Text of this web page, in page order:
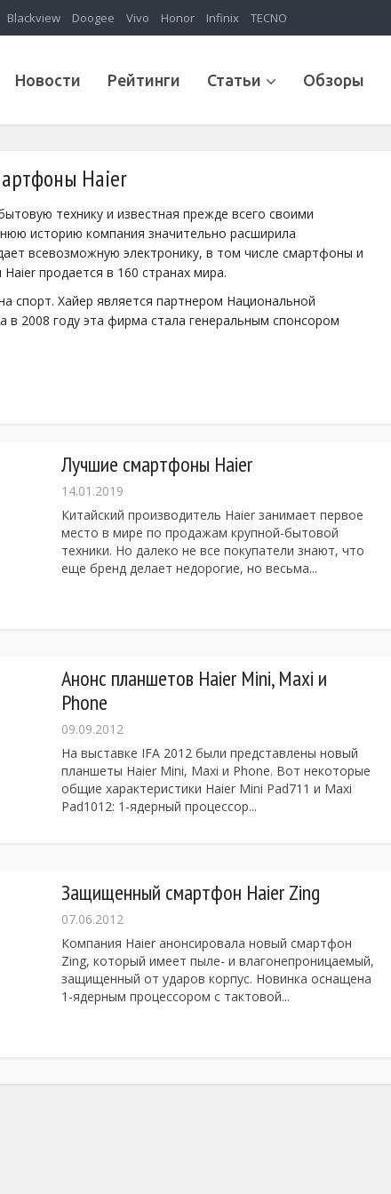
Blackview Doogee Vivo Honor Infinix TECNO
Новости Рейтинги Статьи Обзоры
Haier
технику и известная прежде всего своими
историю компания значительно расширила
всевозможную электронику, в том числе смартфоны и
продается в 160 странах мира.
спорт. Хайер является партнером Национальной
в 2008 году эта фирма стала генеральным спонсором
Лучшие смартфоны Haier
14.01.2019
Китайский производитель Haier занимает первое
место в мире по продажам крупной-бытовой
техники. Но далеко не все покупатели знают, что
еще бренд делает недорогие, но весьма...
Анонс планшетов Haier Mini, Maxi и
Phone
09.09.2012
На выставке IFA 2012 были представлены новый
планшеты Haier Mini, Maxi и Phone. Вот некоторые
общие характеристики Haier Mini Pad711 и Maxi
Pad1012: 1-ядерный процессор...
Защищенный смартфон Haier Zing
07.06.2012
Компания Haier анонсировала новый смартфон
Zing, который имеет пыле- и влагонепроницаемый,
защищенный от ударов корпус. Новинка оснащена
1-ядерным процессором с тактовой...